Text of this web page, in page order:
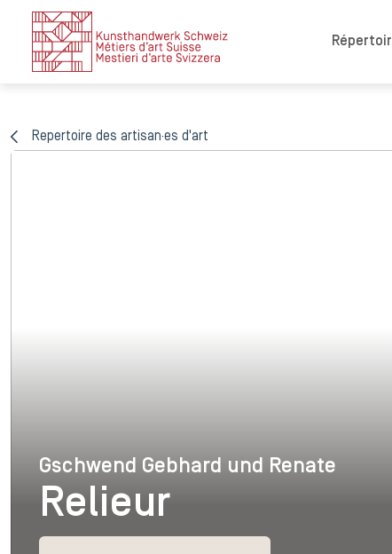
Repertoire des artisan·es d'art
Gschwend Gebhard
Gschwend Gebhard und Renate
Relieur